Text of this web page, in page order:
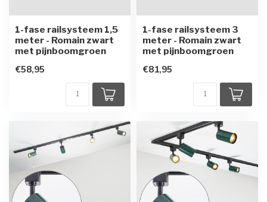
1-fase railsysteem 1,5
meter - Romain zwart
met pijnboomgroen
€58,95
1-fase railsysteem 3
meter - Romain zwart
met pijnboomgroen
€81,95